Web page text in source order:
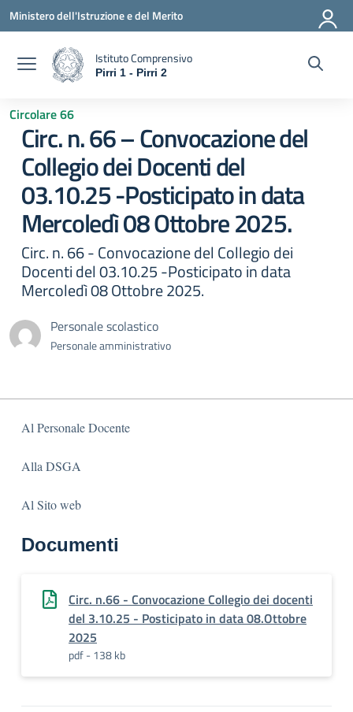
Vai ai contenuti
Vai al menu di navigazione
Vai al footer
Ministero dell'Istruzione e del Merito
Istituto Comprensivo
Pirri 1 - Pirri 2
Circolare 66
Circ. n. 66 – Convocazione del
Collegio dei Docenti del
03.10.25 -Posticipato in data
Mercoledì 08 Ottobre 2025.
Circ. n. 66 - Convocazione del Collegio dei
Docenti del 03.10.25 -Posticipato in data
Mercoledì 08 Ottobre 2025.
Personale scolastico
Personale amministrativo
Al Personale Docente
Alla DSGA
Al Sito web
Documenti
Circ. n.66 - Convocazione Collegio dei docenti
del 3.10.25 - Posticipato in data 08.Ottobre
2025
pdf - 138 kb